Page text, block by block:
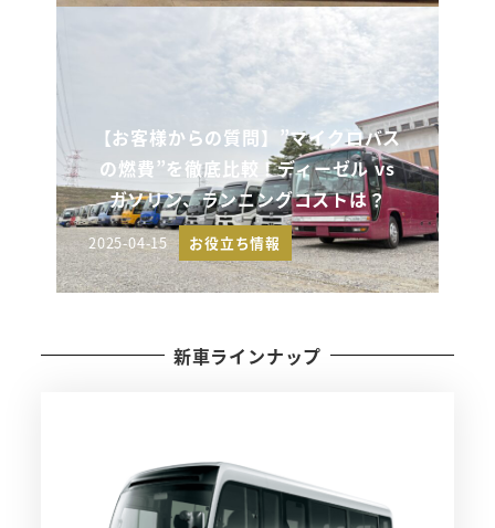
【お客様からの質問】”マイクロバス
の燃費”を徹底比較！ディーゼル vs
ガソリン、ランニングコストは？
投稿日
2025-04-15 お役立ち情報
新車ラインナップ